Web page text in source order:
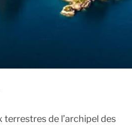
de l’archipel des